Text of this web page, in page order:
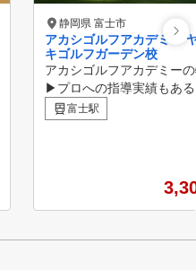
静岡県 富士市
アカシゴルフアカデミー
キゴルフガーデン校
アカシゴルフアカデミー
▶プロへの指導実績もあ
ィーチングプロが手厚い
▶ゴルフ指導歴2001年~
イル ▶頻度は自由！お仕
も通いやすいタイムテー
▶個人・グループラウン
富士駅